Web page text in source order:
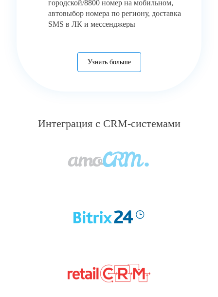
городской/8800 номер на мобильном,
автовыбор номера по региону, доставка
SMS в ЛК и мессенджеры
Узнать больше
Интеграция с CRM-системами